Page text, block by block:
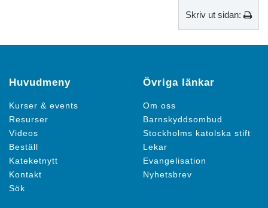
Skriv ut sidan:
Huvudmeny
Kurser & events
Resurser
Videos
Beställ
Kateketnytt
Kontakt
Sök
Övriga länkar
Om oss
Barnskyddsombud
Stockholms katolska stift
Lekar
Evangelisation
Nyhetsbrev